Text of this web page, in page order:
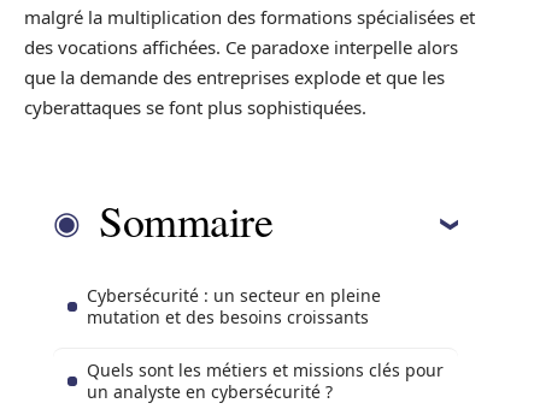
malgré la multiplication des formations spécialisées et
des vocations affichées. Ce paradoxe interpelle alors
que la demande des entreprises explode et que les
cyberattaques se font plus sophistiquées.
Sommaire
Cybersécurité : un secteur en pleine
mutation et des besoins croissants
Quels sont les métiers et missions clés pour
un analyste en cybersécurité ?